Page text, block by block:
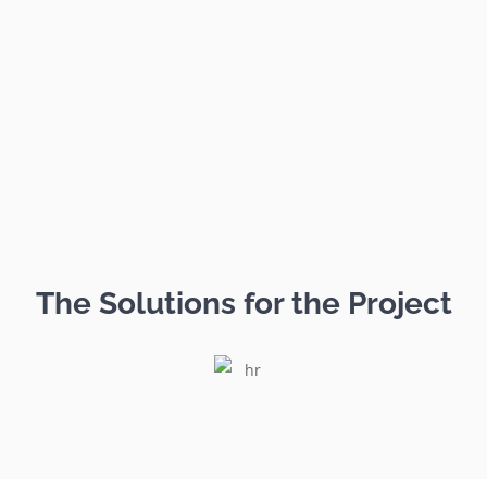
The Solutions for the Project